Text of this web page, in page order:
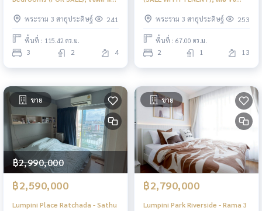
พระราม 3 สาธุประดิษฐ์
241
พื้นที่ : 115.42 ตร.ม.
3 2 4
พร้อมผู้เช่า) LD069
พระราม 3 สาธุประดิษฐ์ 253
พื้นที่ : 67.00 ตร.ม.
2 1 13
ขาย
฿2,990,000
฿2,590,000
Lumpini Place Ratchada - Sathu
ขาย
฿2,790,000
Lumpini Park Riverside - Rama 3